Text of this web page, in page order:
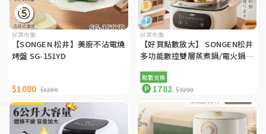
好買市集
【SONGEN 松井】美廚不沾電燒
烤盤 SG-151YD
$1080 $1280
好買市集
【好買點數放大】 SONGEN松井
多功能數控雙層蒸煮鍋/電火鍋
點數兌換
1782 $3290